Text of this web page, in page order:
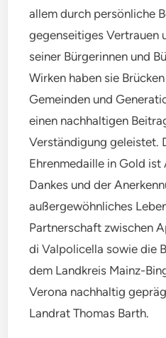
allem durch persönliche
gegenseitiges Vertrauen
seiner Bürgerinnen und
Wirken haben sie
Gemeinden und
einen nachhaltigen
Verständigung geleistet.
Ehrenmedaille in Gold ist
Dankes und der
außergewöhnliches
Partnerschaft zwischen
di Valpolicella sowie die
dem Landkreis Mainz-
Verona nachhaltig
Landrat Thomas Barth.